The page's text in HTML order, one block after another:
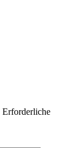
Erforderliche